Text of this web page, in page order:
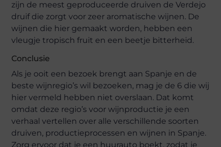
zijn de meest geproduceerde druiven de Verdejo
druif die zorgt voor zeer aromatische wijnen. De
wijnen die hier gemaakt worden, hebben een
vleugje tropisch fruit en een beetje bitterheid.
Conclusie
Als je ooit een bezoek brengt aan Spanje en de
beste wijnregio’s wil bezoeken, mag je de 6 die wij
hier vermeld hebben niet overslaan. Dat komt
omdat deze regio’s voor wijnproductie je een
verhaal vertellen over alle verschillende soorten
druiven, productieprocessen en wijnen in Spanje.
Zorg ervoor dat je een huurauto boekt, zodat je